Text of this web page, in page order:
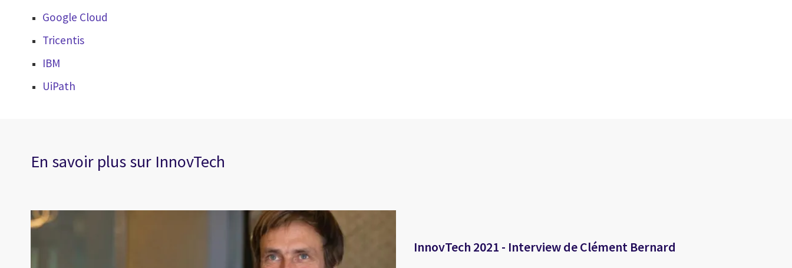
Google Cloud
Tricentis
IBM
UiPath
En savoir plus sur InnovTech
InnovTech 2021 - Interview de Clément Bernard